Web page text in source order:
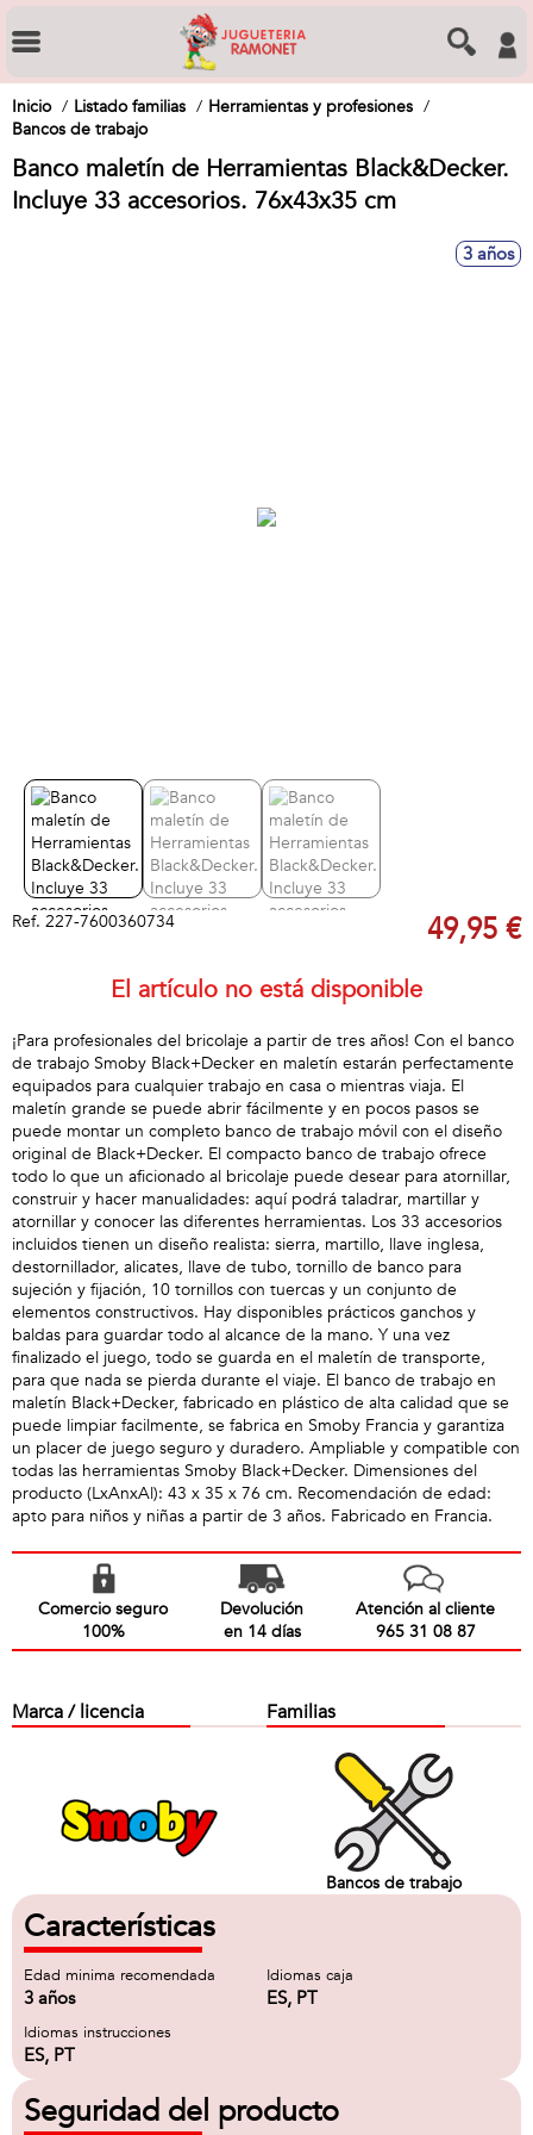
Inicio Listado familias
Herramientas y profesiones
Bancos de trabajo
Banco maletín de Herramientas Black&Decker.
Incluye 33 accesorios. 76x43x35 cm
3 años
Ref. 227-7600360734 49,95 €
El artículo no está disponible
¡Para profesionales del bricolaje a partir de tres años! Con el banco
de trabajo Smoby Black+Decker en maletín estarán perfectamente
equipados para cualquier trabajo en casa o mientras viaja. El
maletín grande se puede abrir fácilmente y en pocos pasos se
puede montar un completo banco de trabajo móvil con el diseño
original de Black+Decker. El compacto banco de trabajo ofrece
todo lo que un aficionado al bricolaje puede desear para atornillar,
construir y hacer manualidades: aquí podrá taladrar, martillar y
atornillar y conocer las diferentes herramientas. Los 33 accesorios
incluidos tienen un diseño realista: sierra, martillo, llave inglesa,
destornillador, alicates, llave de tubo, tornillo de banco para
sujeción y fijación, 10 tornillos con tuercas y un conjunto de
elementos constructivos. Hay disponibles prácticos ganchos y
baldas para guardar todo al alcance de la mano. Y una vez
finalizado el juego, todo se guarda en el maletín de transporte,
para que nada se pierda durante el viaje. El banco de trabajo en
maletín Black+Decker, fabricado en plástico de alta calidad que se
puede limpiar facilmente, se fabrica en Smoby Francia y garantiza
un placer de juego seguro y duradero. Ampliable y compatible con
todas las herramientas Smoby Black+Decker. Dimensiones del
producto (LxAnxAl): 43 x 35 x 76 cm. Recomendación de edad:
apto para niños y niñas a partir de 3 años. Fabricado en Francia.
Comercio seguro
100%
Devolución
en 14 días
Atención al cliente
965 31 08 87
Marca / licencia Familias
Bancos de trabajo
Características
Edad minima recomendada
3 años
Idiomas caja
ES, PT
Idiomas instrucciones
ES, PT
Seguridad del producto